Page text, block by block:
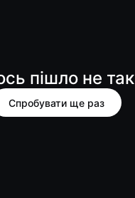
пішло не так
Спробувати ще раз